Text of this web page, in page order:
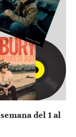
del 1 al